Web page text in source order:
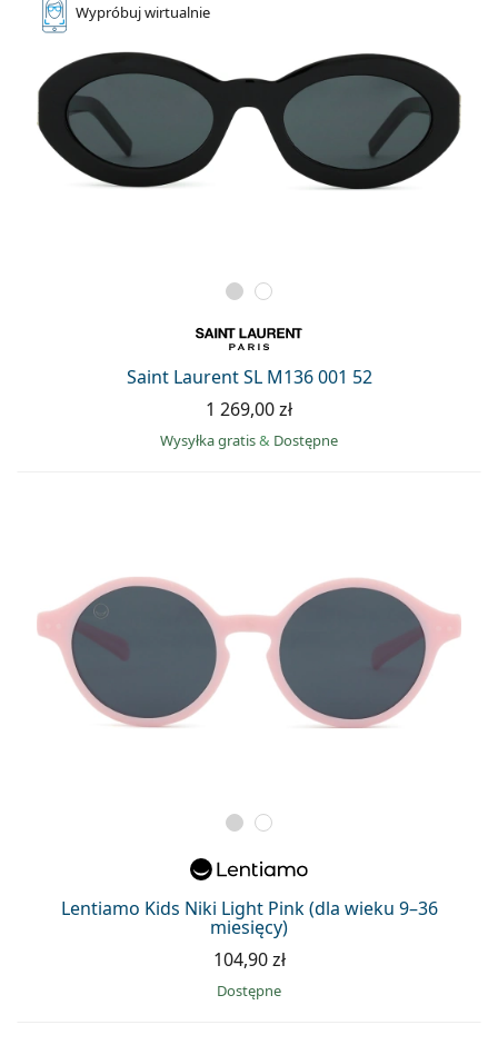
Wypróbujwirtualnie
Saint Laurent SL M136 001 52
1 269,00 zł
Wysyłka gratis& Dostępne
Lentiamo Kids Niki Light Pink (dla wieku 9–36
miesięcy)
104,90 zł
Dostępne